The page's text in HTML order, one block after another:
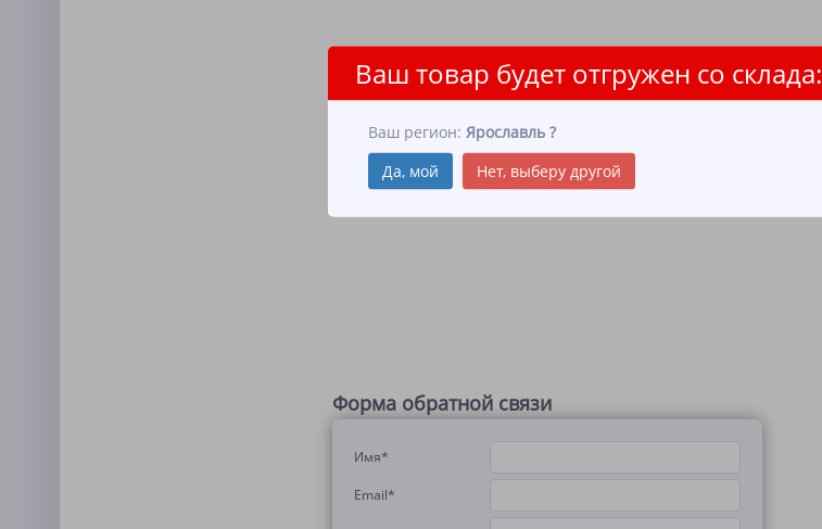
Ваш товар будет отгружен со склада:
Ваш регион: Ярославль ?
Да, мой
Нет, выберу другой
Форма обратной связи
Имя*
Email*